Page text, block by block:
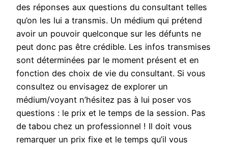
des réponses aux questions du consultant telles
qu’on les lui a transmis. Un médium qui prétend
avoir un pouvoir quelconque sur les défunts ne
peut donc pas être crédible. Les infos transmises
sont déterminées par le moment présent et en
fonction des choix de vie du consultant. Si vous
consultez ou envisagez de explorer un
médium/voyant n’hésitez pas à lui poser vos
questions : le prix et le temps de la session. Pas
de tabou chez un professionnel ! Il doit vous
remarquer un prix fixe et le temps qu’il vous